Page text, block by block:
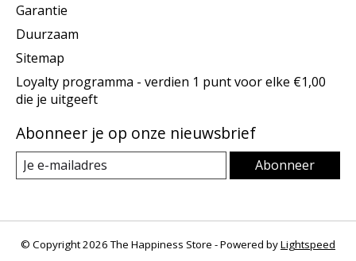
Garantie
Duurzaam
Sitemap
Loyalty programma - verdien 1 punt voor elke €1,00
die je uitgeeft
Abonneer je op onze nieuwsbrief
Abonneer
© Copyright 2026 The Happiness Store - Powered byLightspeed